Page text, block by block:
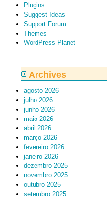
Plugins
Suggest Ideas
Support Forum
Themes
WordPress Planet
Archives
agosto 2026
julho 2026
junho 2026
maio 2026
abril 2026
março 2026
fevereiro 2026
janeiro 2026
dezembro 2025
novembro 2025
outubro 2025
setembro 2025